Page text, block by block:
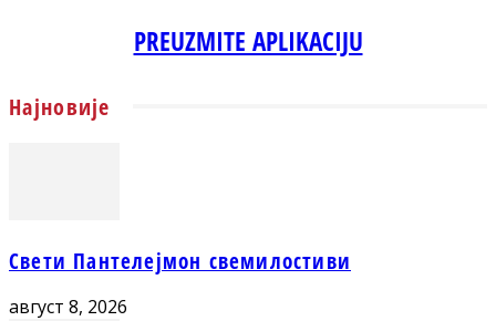
PREUZMITE APLIKACIJU
Најновије
Свети Пантелејмон свемилостиви
август 8, 2026